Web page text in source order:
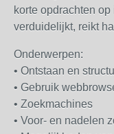
korte opdrachten
verduidelijkt, reikt
Onderwerpen:
• Ontstaan en
• Gebruik
• Zoekmachines
• Voor- en nadelen